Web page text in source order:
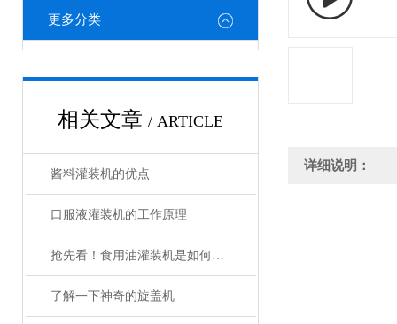
更多分类
相关文章 / ARTICLE
酱料灌装机的优点
口服液灌装机的工作原理
抢先看！食用油灌装机是如何维护保养的呢？
了解一下神奇的旋盖机
详细说明：